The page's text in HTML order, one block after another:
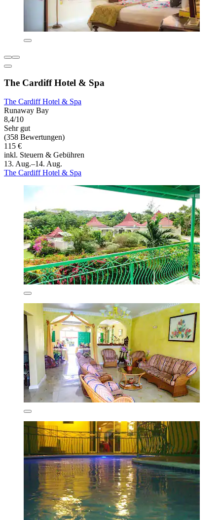
The Cardiff Hotel & Spa
The Cardiff Hotel & Spa
Runaway Bay
8,4/10
Sehr gut
(358 Bewertungen)
115 €
inkl. Steuern & Gebühren
13. Aug.–14. Aug.
The Cardiff Hotel & Spa